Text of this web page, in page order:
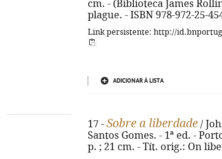
cm. - (Biblioteca James
plague. - ISBN 978-972-25-
Link persistente: http://
ADICIONAR À LISTA
17 - Sobre a liberdade /
Santos Gomes. - 1ª ed. -
p. ; 21 cm. - Tít. orig.: On